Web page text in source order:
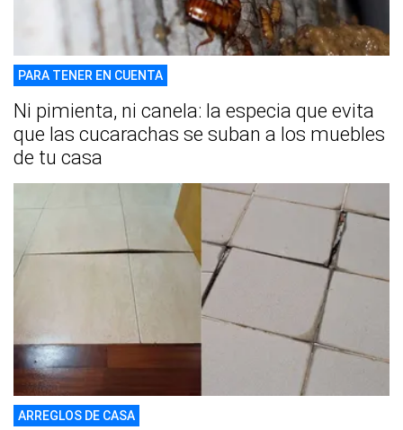
PARA TENER EN CUENTA
Ni pimienta, ni canela: la especia que evita
que las cucarachas se suban a los muebles
de tu casa
ARREGLOS DE CASA